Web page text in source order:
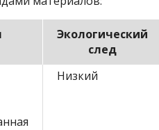
Экологический
след
Низкий